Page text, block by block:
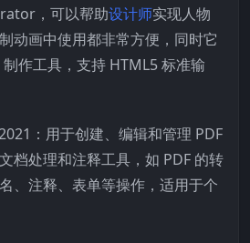
，可以帮助设计师实现人物
动画中使用都非常方便，同时它
作工具，支持 HTML5 标准输
：用于创建、编辑和管理 PDF
档处理和注释工具，如 PDF 的转
、注释、表单等操作，适用于个